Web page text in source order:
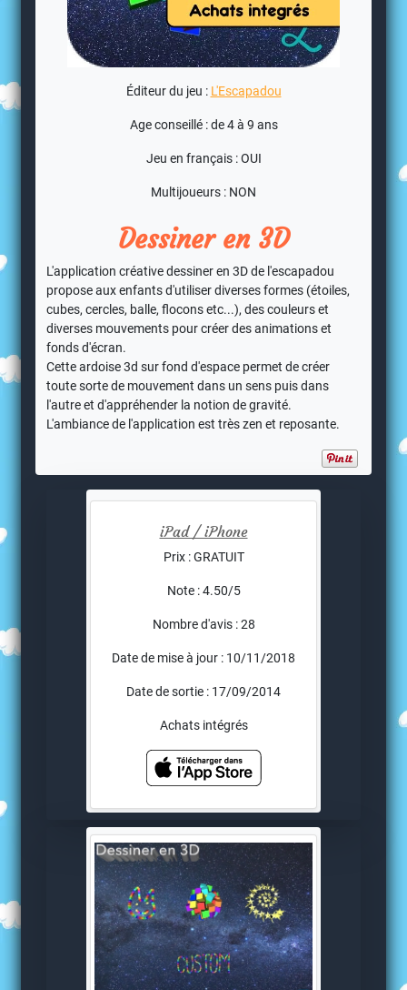
Éditeur du jeu : L'Escapadou
Age conseillé : de 4 à 9 ans
Jeu en français : OUI
Multijoueurs : NON
Dessiner en 3D
L'application créative dessiner en 3D de l'escapadou
propose aux enfants d'utiliser diverses formes (étoiles,
cubes, cercles, balle, flocons etc...), des couleurs et
diverses mouvements pour créer des animations et
fonds d'écran.
Cette ardoise 3d sur fond d'espace permet de créer
toute sorte de mouvement dans un sens puis dans
l'autre et d'appréhender la notion de gravité.
L'ambiance de l'application est très zen et reposante.
iPad / iPhone
Prix : GRATUIT
Note : 4.50/5
Nombre d'avis : 28
Date de mise à jour : 10/11/2018
Date de sortie : 17/09/2014
Achats intégrés